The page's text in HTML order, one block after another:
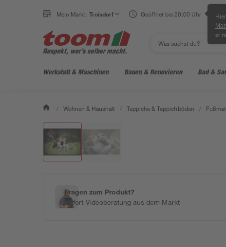
Mein Markt: Troisdorf Geöffnet bis 20:00 Uhr
er
Werkstatt & Maschinen Bauen & Renovieren Bad &
/ Wohnen & Haushalt / Teppiche & Teppichböden /
Fragen zum Produkt?
Sofort-Videoberatung aus dem Markt